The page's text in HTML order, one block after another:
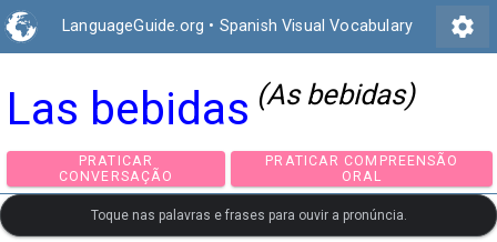
LanguageGuide.org • Spanish Visual Vocabulary settings
Las bebidas (As bebidas)
PRATICAR
CONVERSAÇÃO
PRATICAR
ORAL
Toque nas palavras e frases para ouvir a pronúncia.